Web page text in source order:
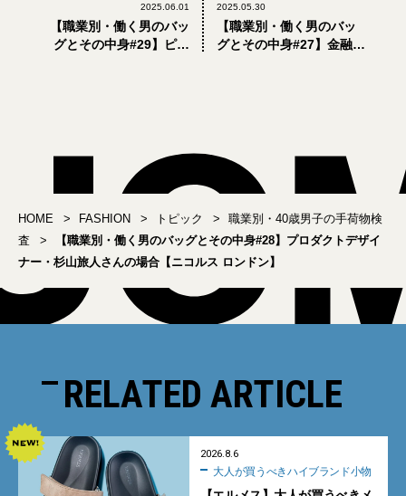
2025.06.01
【職業別・働く男のバッ
グとその中身#29】ピザ
2025.05.30
【職業別・働く男のバッ
グとその中身#27】金融関
HOME FASHION トピック
職業別・40歳男子の手荷物検
査
【職業別・働く男のバッグとその中身#28】プロダクトデザイ
ナー・杉山旅人さんの場合【ニコルス ロンドン】
RELATED ARTICLE
2026.8.6
大人が買うべきハイブランド小物